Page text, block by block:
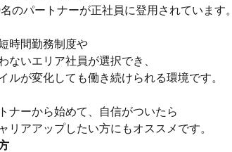
のパートナーが正社員に登用されています。
時間勤務制度や
ないエリア社員が選択でき、
ルが変化しても働き続けられる環境です。
ナーから始めて、自信がついたら
リアアップしたい方にもオススメです。